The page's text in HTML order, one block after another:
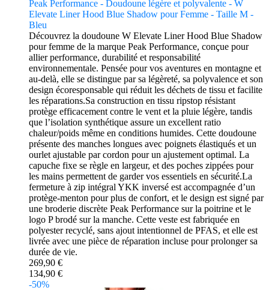
Peak Performance - Doudoune légère et polyvalente - W
Elevate Liner Hood Blue Shadow pour Femme - Taille M -
Bleu
Découvrez la doudoune W Elevate Liner Hood Blue Shadow
pour femme de la marque Peak Performance, conçue pour
allier performance, durabilité et responsabilité
environnementale. Pensée pour vos aventures en montagne et
au-delà, elle se distingue par sa légèreté, sa polyvalence et son
design écoresponsable qui réduit les déchets de tissu et facilite
les réparations.Sa construction en tissu ripstop résistant
protège efficacement contre le vent et la pluie légère, tandis
que l’isolation synthétique assure un excellent ratio
chaleur/poids même en conditions humides. Cette doudoune
présente des manches longues avec poignets élastiqués et un
ourlet ajustable par cordon pour un ajustement optimal. La
capuche fixe se règle en largeur, et des poches zippées pour
les mains permettent de garder vos essentiels en sécurité.La
fermeture à zip intégral YKK inversé est accompagnée d’un
protège-menton pour plus de confort, et le design est signé par
une broderie discrète Peak Performance sur la poitrine et le
logo P brodé sur la manche. Cette veste est fabriquée en
polyester recyclé, sans ajout intentionnel de PFAS, et elle est
livrée avec une pièce de réparation incluse pour prolonger sa
durée de vie.
269,90 €
134,90 €
-50%